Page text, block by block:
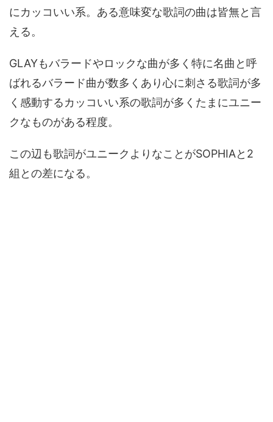
にカッコいい系。ある意味変な歌詞の曲は皆無と言
える。
GLAYもバラードやロックな曲が多く特に名曲と呼
ばれるバラード曲が数多くあり心に刺さる歌詞が多
く感動するカッコいい系の歌詞が多くたまにユニー
クなものがある程度。
この辺も歌詞がユニークよりなことがSOPHIAと2
組との差になる。